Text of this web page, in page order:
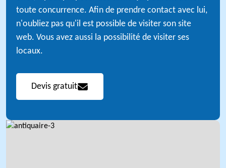
toute concurrence. Afin de prendre contact avec lui,
n'oubliez pas qu'il est possible de visiter son site
web. Vous avez aussi la possibilité de visiter ses
locaux.
Devis gratuit